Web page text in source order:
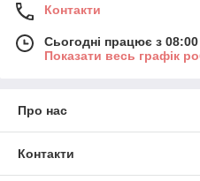
Контакти
Сьогодні працює з
Показати весь графік
Про нас
Контакти